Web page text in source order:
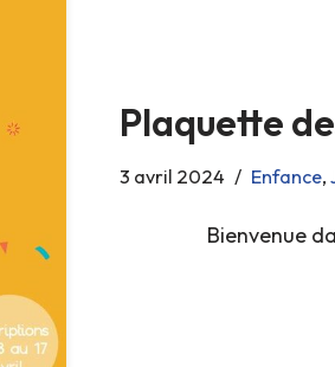
Plaquette
3 avril 2024 Enfance,
Bienvenue